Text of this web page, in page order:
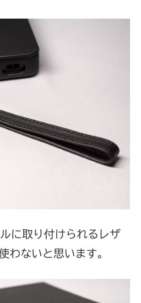
に取り付けられるレザ
わないと思います。